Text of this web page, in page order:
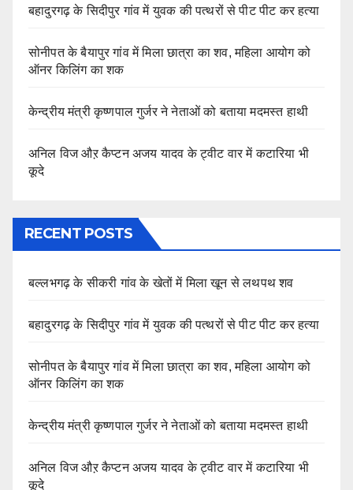
बहादुरगढ़ के सिदीपुर गांव में युवक की पत्थरों से पीट पीट कर हत्या
सोनीपत के बैयापुर गांव में मिला छात्रा का शव, महिला आयोग को
ऑनर किलिंग का शक
केन्द्रीय मंत्री कृष्णपाल गुर्जर ने नेताओं को बताया मदमस्त हाथी
अनिल विज औऱ कैप्टन अजय यादव के ट्वीट वार में कटारिया भी
कूदे
RECENT POSTS
बल्लभगढ़ के सीकरी गांव के खेतों में मिला खून से लथपथ शव
बहादुरगढ़ के सिदीपुर गांव में युवक की पत्थरों से पीट पीट कर हत्या
सोनीपत के बैयापुर गांव में मिला छात्रा का शव, महिला आयोग को
ऑनर किलिंग का शक
केन्द्रीय मंत्री कृष्णपाल गुर्जर ने नेताओं को बताया मदमस्त हाथी
अनिल विज औऱ कैप्टन अजय यादव के ट्वीट वार में कटारिया भी
कूदे